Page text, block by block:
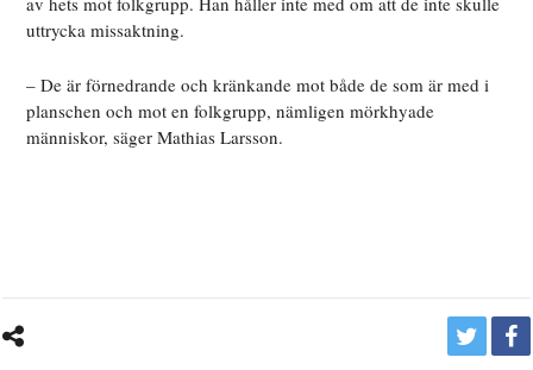
uttrycka missaktning.
– De är förnedrande och kränkande mot både de som är med i
planschen och mot en folkgrupp, nämligen mörkhyade
människor, säger Mathias Larsson.